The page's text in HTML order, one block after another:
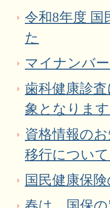
令和8年度 国
た
マイナンバ
歯科健康診
象となります
資格情報の
移行について
国民健康保